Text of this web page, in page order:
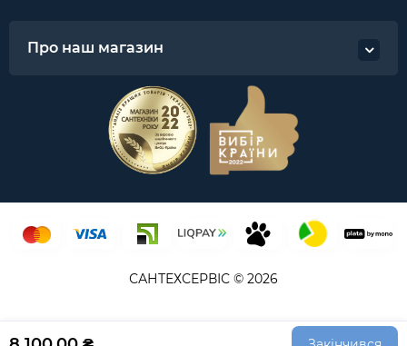
Про наш магазин
САНТЕХСЕРВІС © 2026